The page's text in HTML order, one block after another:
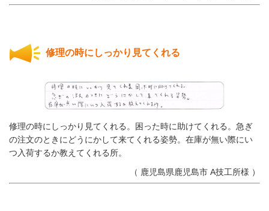
修理の時にしっかり見てくれる
修理の時にしっかり見てくれる。困った時に助けてくれる。急ぎ
の注文のときにどうにかして来てくれる姿勢。在庫が無い際にい
つ入荷するか教えてくれる所。
（ 鹿児島県鹿児島市 A技工所様 ）